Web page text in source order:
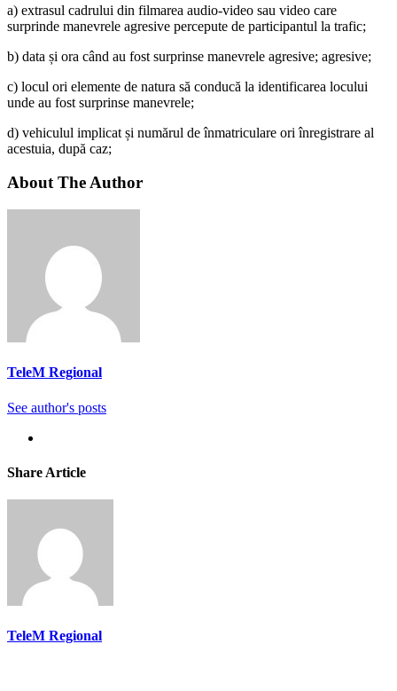
a) extrasul cadrului din filmarea audio-video sau video care
surprinde manevrele agresive percepute de participantul la trafic;
b) data și ora când au fost surprinse manevrele agresive; agresive;
c) locul ori elemente de natura să conducă la identificarea locului
unde au fost surprinse manevrele;
d) vehiculul implicat și numărul de înmatriculare ori înregistrare al
acestuia, după caz;
About The Author
TeleM Regional
See author's posts
Share Article
TeleM Regional